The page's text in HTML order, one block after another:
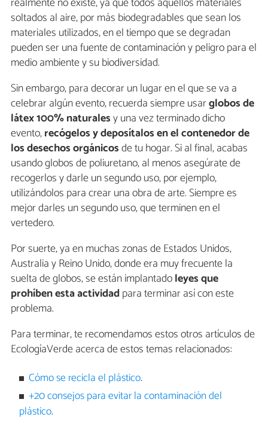
soltados al aire, por más biodegradables que sean los
materiales utilizados, en el tiempo que se degradan
pueden ser una fuente de contaminación y peligro para el
medio ambiente y su biodiversidad.
Sin embargo, para decorar un lugar en el que se va a
celebrar algún evento, recuerda siempre usarglobos de
látex 100% naturalesy una vez terminado dicho
evento,recógelos y deposítalos en el contenedor de
los desechos orgánicosde tu hogar. Si al final, acabas
usando globos de poliuretano, al menos asegúrate de
recogerlos y darle un segundo uso, por ejemplo,
utilizándolos para crear una obra de arte. Siempre es
mejor darles un segundo uso, que terminen en el
vertedero.
Por suerte, ya en muchas zonas de Estados Unidos,
Australia y Reino Unido, donde era muy frecuente la
suelta de globos, se están implantadoleyes que
prohíben esta actividadpara terminar así con este
problema.
Para terminar, te recomendamos estos otros artículos de
EcologíaVerde acerca de estos temas relacionados:
Cómo se recicla el plástico.
+20 consejos para evitar la contaminación del
plástico.